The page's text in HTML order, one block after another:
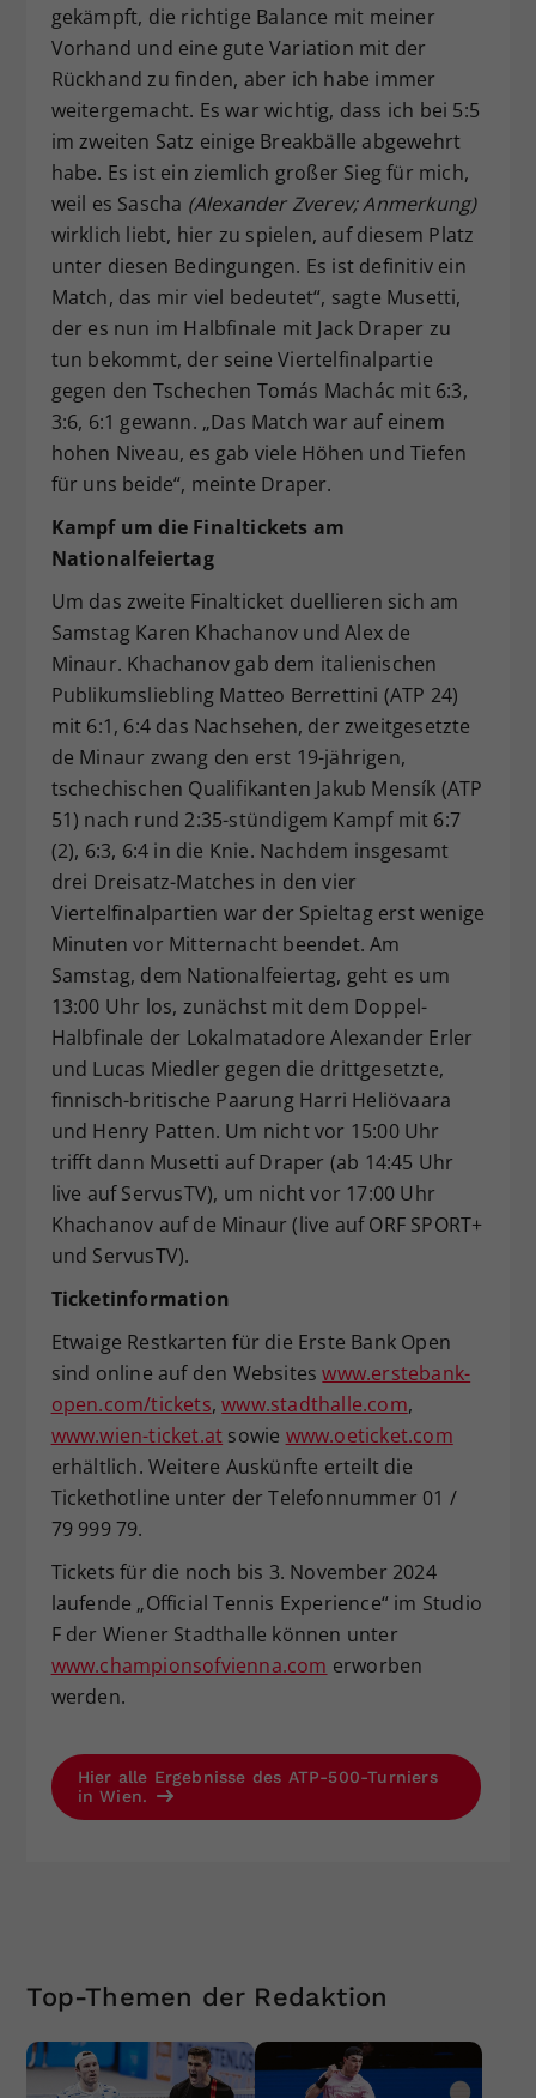
gekämpft, die richtige Balance mit meiner
Vorhand und eine gute Variation mit der
Rückhand zu finden, aber ich habe immer
weitergemacht. Es war wichtig, dass ich bei 5:5
im zweiten Satz einige Breakbälle abgewehrt
habe. Es ist ein ziemlich großer Sieg für mich,
weil es Sascha (Alexander Zverev; Anmerkung)
wirklich liebt, hier zu spielen, auf diesem Platz
unter diesen Bedingungen. Es ist definitiv ein
Match, das mir viel bedeutet“, sagte Musetti,
der es nun im Halbfinale mit Jack Draper zu
tun bekommt, der seine Viertelfinalpartie
gegen den Tschechen Tomás Machác mit 6:3,
3:6, 6:1 gewann. „Das Match war auf einem
hohen Niveau, es gab viele Höhen und Tiefen
für uns beide“, meinte Draper.
Kampf um die Finaltickets am
Nationalfeiertag
Um das zweite Finalticket duellieren sich am
Samstag Karen Khachanov und Alex de
Minaur. Khachanov gab dem italienischen
Publikumsliebling Matteo Berrettini (ATP 24)
mit 6:1, 6:4 das Nachsehen, der zweitgesetzte
de Minaur zwang den erst 19-jährigen,
tschechischen Qualifikanten Jakub Mensík (ATP
51) nach rund 2:35-stündigem Kampf mit 6:7
(2), 6:3, 6:4 in die Knie. Nachdem insgesamt
drei Dreisatz-Matches in den vier
Viertelfinalpartien war der Spieltag erst wenige
Minuten vor Mitternacht beendet. Am
Samstag, dem Nationalfeiertag, geht es um
13:00 Uhr los, zunächst mit dem Doppel-
Halbfinale der Lokalmatadore Alexander Erler
und Lucas Miedler gegen die drittgesetzte,
finnisch-britische Paarung Harri Heliövaara
und Henry Patten. Um nicht vor 15:00 Uhr
trifft dann Musetti auf Draper (ab 14:45 Uhr
live auf ServusTV), um nicht vor 17:00 Uhr
Khachanov auf de Minaur (live auf ORF SPORT+
und ServusTV).
Ticketinformation
Etwaige Restkarten für die Erste Bank Open
sind online auf den Websiteswww.erstebank-
open.com/tickets,www.stadthalle.com,
www.wien-ticket.at sowie www.oeticket.com
erhältlich. Weitere Auskünfte erteilt die
Tickethotline unter der Telefonnummer 01 /
79 999 79.
Tickets für die noch bis 3. November 2024
laufende „Official Tennis Experience“ im Studio
F der Wiener Stadthalle können unter
www.championsofvienna.com erworben
werden.
Hier alle Ergebnisse des ATP-500-Turniers
in Wien.
Top-Themen der Redaktion